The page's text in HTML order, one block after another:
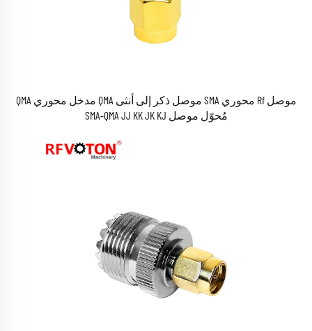
موصل Rf محوري SMA موصل ذكر إلى أنثى QMA مدخل محوري QMA
مُحوّل موصل SMA-QMA JJ KK JK KJ